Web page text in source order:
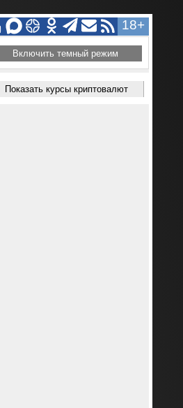
18+
Включить темный режим
Показать курсы криптовалют